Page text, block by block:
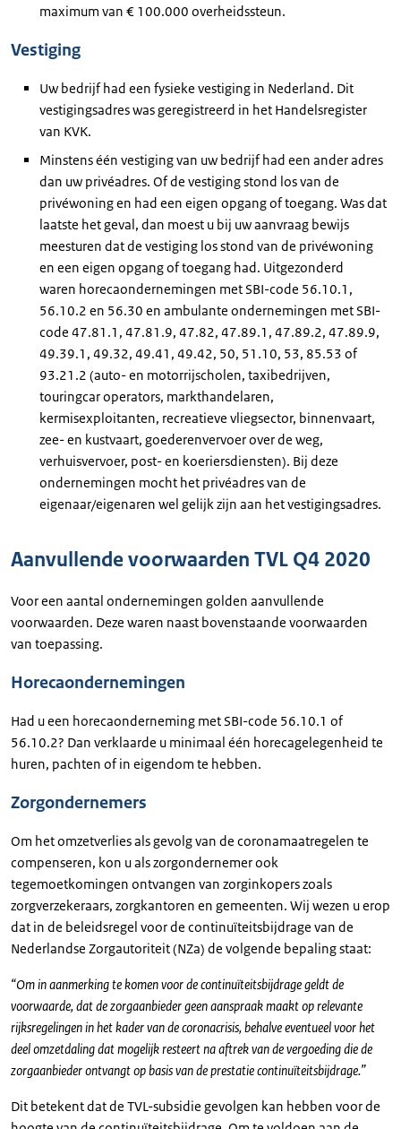
maximum van € 100.000 overheidssteun.
Vestiging
Uw bedrijf had een fysieke vestiging in Nederland. Dit
vestigingsadres was geregistreerd in het Handelsregister
van KVK.
Minstens één vestiging van uw bedrijf had een ander adres
dan uw privéadres. Of de vestiging stond los van de
privéwoning en had een eigen opgang of toegang. Was dat
laatste het geval, dan moest u bij uw aanvraag bewijs
meesturen dat de vestiging los stond van de privéwoning
en een eigen opgang of toegang had. Uitgezonderd
waren horecaondernemingen met SBI-code 56.10.1,
56.10.2 en 56.30 en ambulante ondernemingen met SBI-
code 47.81.1, 47.81.9, 47.82, 47.89.1, 47.89.2, 47.89.9,
49.39.1, 49.32, 49.41, 49.42, 50, 51.10, 53, 85.53 of
93.21.2 (auto- en motorrijscholen, taxibedrijven,
touringcar operators, markthandelaren,
kermisexploitanten, recreatieve vliegsector, binnenvaart,
zee- en kustvaart, goederenvervoer over de weg,
verhuisvervoer, post- en koeriersdiensten). Bij deze
ondernemingen mocht het privéadres van de
eigenaar/eigenaren wel gelijk zijn aan het vestigingsadres.
Aanvullende voorwaarden TVL Q4 2020
Voor een aantal ondernemingen golden aanvullende
voorwaarden. Deze waren naast bovenstaande voorwaarden
van toepassing.
Horecaondernemingen
Had u een horecaonderneming met SBI-code 56.10.1 of
56.10.2? Dan verklaarde u minimaal één horecagelegenheid te
huren, pachten of in eigendom te hebben.
Zorgondernemers
Om het omzetverlies als gevolg van de coronamaatregelen te
compenseren, kon u als zorgondernemer ook
tegemoetkomingen ontvangen van zorginkopers zoals
zorgverzekeraars, zorgkantoren en gemeenten. Wij wezen u erop
dat in de beleidsregel voor de continuïteitsbijdrage van de
Nederlandse Zorgautoriteit (NZa) de volgende bepaling staat:
“Om in aanmerking te komen voor de continuïteitsbijdrage geldt de
voorwaarde, dat de zorgaanbieder geen aanspraak maakt op relevante
rijksregelingen in het kader van de coronacrisis, behalve eventueel voor het
deel omzetdaling dat mogelijk resteert na aftrek van de vergoeding die de
zorgaanbieder ontvangt op basis van de prestatie continuïteitsbijdrage.”
Dit betekent dat de TVL-subsidie gevolgen kan hebben voor de